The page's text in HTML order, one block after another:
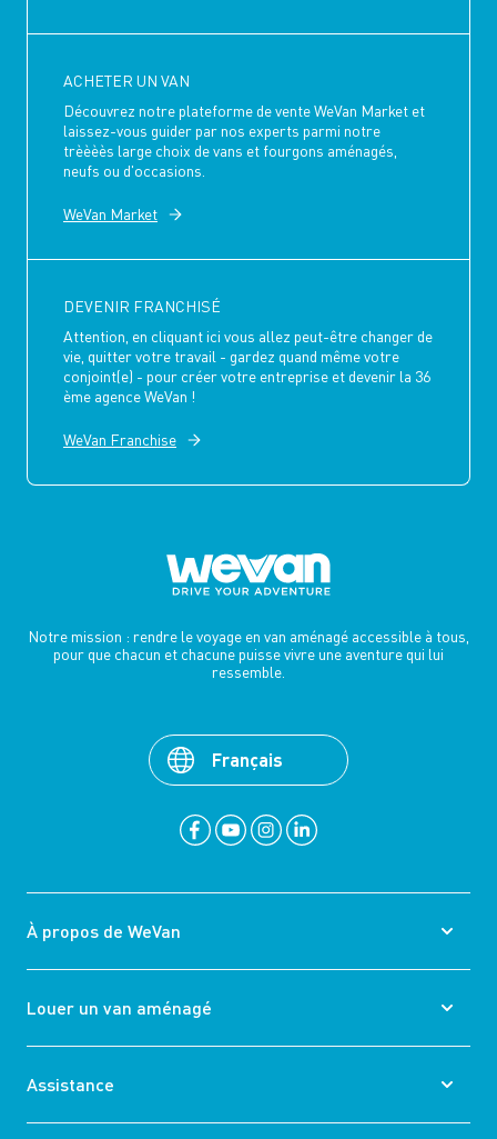
ACHETER UN VAN
Découvrez notre plateforme de vente WeVan Market et
laissez-vous guider par nos experts parmi notre
trèèèès large choix de vans et fourgons aménagés,
neufs ou d'occasions.
WeVan Market
DEVENIR FRANCHISÉ
Attention, en cliquant ici vous allez peut-être changer de
vie, quitter votre travail - gardez quand même votre
conjoint(e) - pour créer votre entreprise et devenir la 36
ème agence WeVan !
WeVan Franchise
Notre mission : rendre le voyage en van aménagé accessible à tous,
pour que chacun et chacune puisse vivre une aventure qui lui
ressemble.
À propos de WeVan
Louer un van aménagé
Assistance
Français